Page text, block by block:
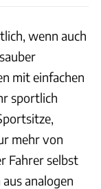
wenn auch
mit einfachen
sportlich
mehr von
Fahrer selbst
analogen